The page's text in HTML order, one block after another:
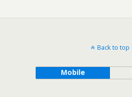
Back to top
Mobile